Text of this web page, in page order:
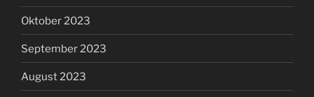
Oktober 2023
September 2023
August 2023